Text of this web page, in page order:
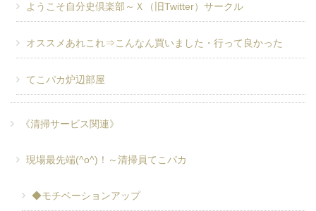
ようこそ自分史倶楽部～Ｘ（旧Twitter）サークル
オススメあれこれ⇒こんなん買いました・行って良かった
てこパカ炉辺部屋
《清掃サービス関連》
現場最先端(^o^)！～清掃員てこパカ
◆モチベーションアップ